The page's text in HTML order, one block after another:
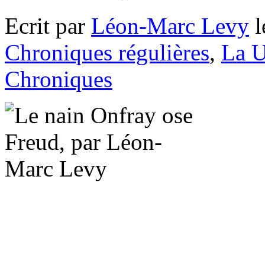
Ecrit par Léon-Marc Levy
Chroniques régulières, La
Chroniques